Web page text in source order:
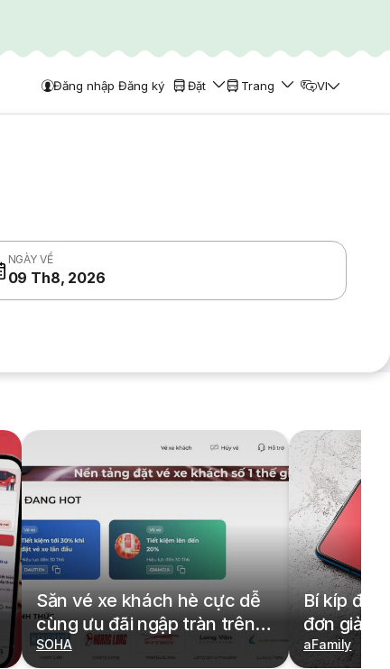
Đăng nhập Đăng ký Đặt Trang VI
NGÀY VỀ
09 Th8, 2026
Săn vé xe khách hè cực dễ
cùng ưu đãi ngập tràn trên
redBus
SOHA
Bí kíp đặt
đơn giản,
cả gia
aFamily